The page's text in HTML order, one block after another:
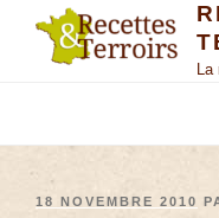
La
18 NOVEMBRE 2010